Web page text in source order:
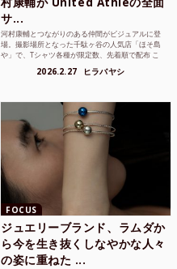
サ...
河村康輔とつながりのある仲間がビジュアルに登
場。撮影場所となった千駄ヶ谷の人気店「ほそ島
や」で、Tシャツ各種が限定数、先着順で配布 こ
2026.2.27 ヒラバヤシ
FOCUS
ジュエリーブランド、ラムダか
ら今を生き抜くしなやかな人々
の姿に重ねた ...